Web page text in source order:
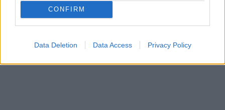
CONFIRM
Data Deletion Data Access Privacy Policy